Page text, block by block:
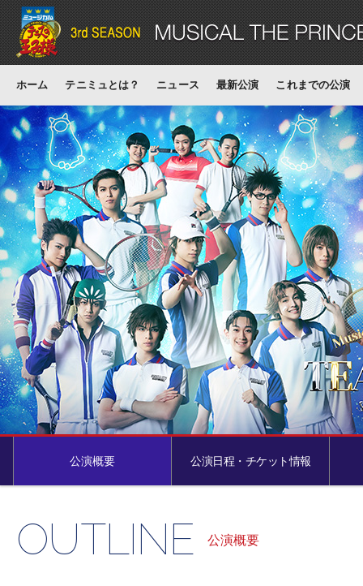
ホーム テニミュとは？ ニュース 最新公演 これまでの公演
公演概要 公演日程・チケット情報
OUTLINE 公演概要